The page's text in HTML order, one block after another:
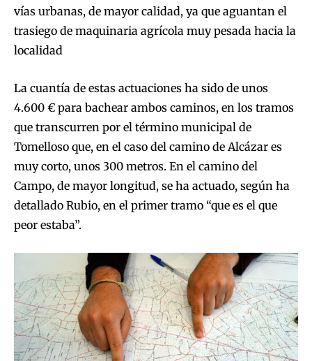
vías urbanas, de mayor calidad, ya que aguantan el
trasiego de maquinaria agrícola muy pesada hacia la
localidad
La cuantía de estas actuaciones ha sido de unos
4.600 € para bachear ambos caminos, en los tramos
que transcurren por el término municipal de
Tomelloso que, en el caso del camino de Alcázar es
muy corto, unos 300 metros. En el camino del
Campo, de mayor longitud, se ha actuado, según ha
detallado Rubio, en el primer tramo “que es el que
peor estaba”.